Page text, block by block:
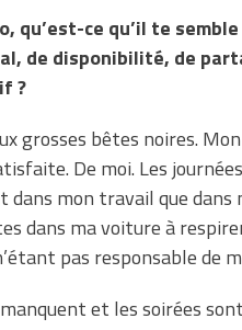
ce qu’il te
de disponibilité, de
?
grosses bêtes noires.
De moi. Les
mon travail que dans
dans ma voiture à
pas responsable de
et les soirées sont